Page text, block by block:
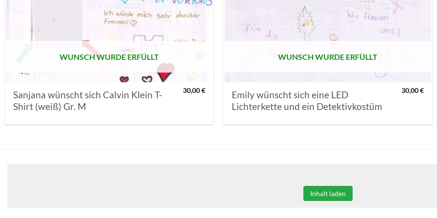
AUF MEINE
MERKLISTE
WUNSCH WURDE ERFÜLLT
Sanjana wünscht sich Calvin Klein T-
Shirt (weiß) Gr. M
30,00€
AUF MEINE
MERKLISTE
WUNSCH WURDE ERFÜLLT
Emily wünscht sich eine LED
Lichterkette und ein Detektivkostüm
30,00€
Inhalt laden